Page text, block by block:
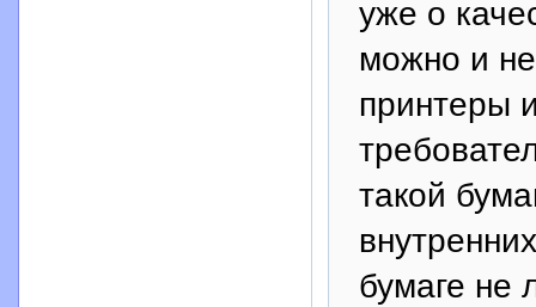
уже о
можно и
принтеры
такой
бумаге не